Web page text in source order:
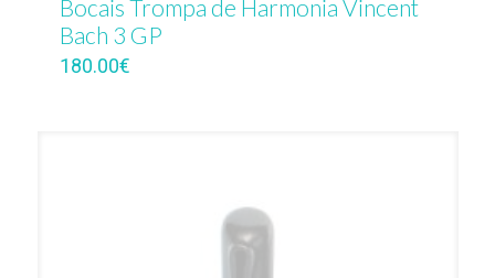
Bocais Trompa de Harmonia Vincent
Bach 3 GP
180.00€